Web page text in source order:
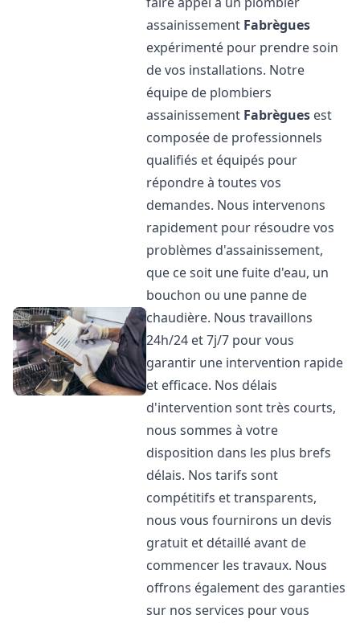
assainissement Fabrègues
expérimenté pour prendre soin
de vos installations. Notre
équipe de plombiers
assainissement Fabrègues est
composée de professionnels
qualifiés et équipés pour
répondre à toutes vos
demandes. Nous intervenons
rapidement pour résoudre vos
problèmes d'assainissement,
que ce soit une fuite d'eau, un
bouchon ou une panne de
chaudière. Nous travaillons
24h/24 et 7j/7 pour vous
garantir une intervention rapide
et efficace. Nos délais
d'intervention sont très courts,
nous sommes à votre
disposition dans les plus brefs
délais. Nos tarifs sont
compétitifs et transparents,
nous vous fournirons un devis
gratuit et détaillé avant de
commencer les travaux. Nous
offrons également des garanties
sur nos services pour vous